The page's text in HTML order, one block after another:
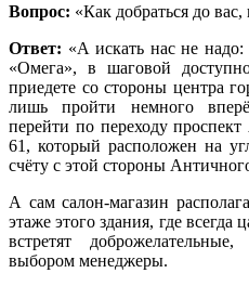
Вопрос: «Как добраться до вас,
Ответ: «А искать нас не
«Омега», в шаговой
приедете со стороны центра
лишь пройти немного
перейти по переходу
61, который расположен на
счёту с этой стороны
А сам салон-магазин
этаже этого здания, где всегда
встретят
выбором менеджеры.